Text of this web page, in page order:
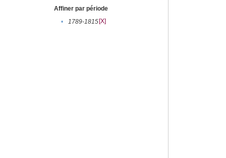
Affiner par période
•
1789-1815[X]